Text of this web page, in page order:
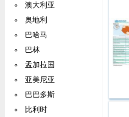
澳大利亚
奥地利
巴哈马
巴林
孟加拉国
亚美尼亚
巴巴多斯
比利时